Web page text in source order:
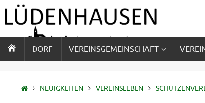
Inhalt
INHALT
SPRINGEN
DORF VEREINSGEMEINSCHAFT
STARTSEITE
NEUIGKEITEN VEREINSLEBEN